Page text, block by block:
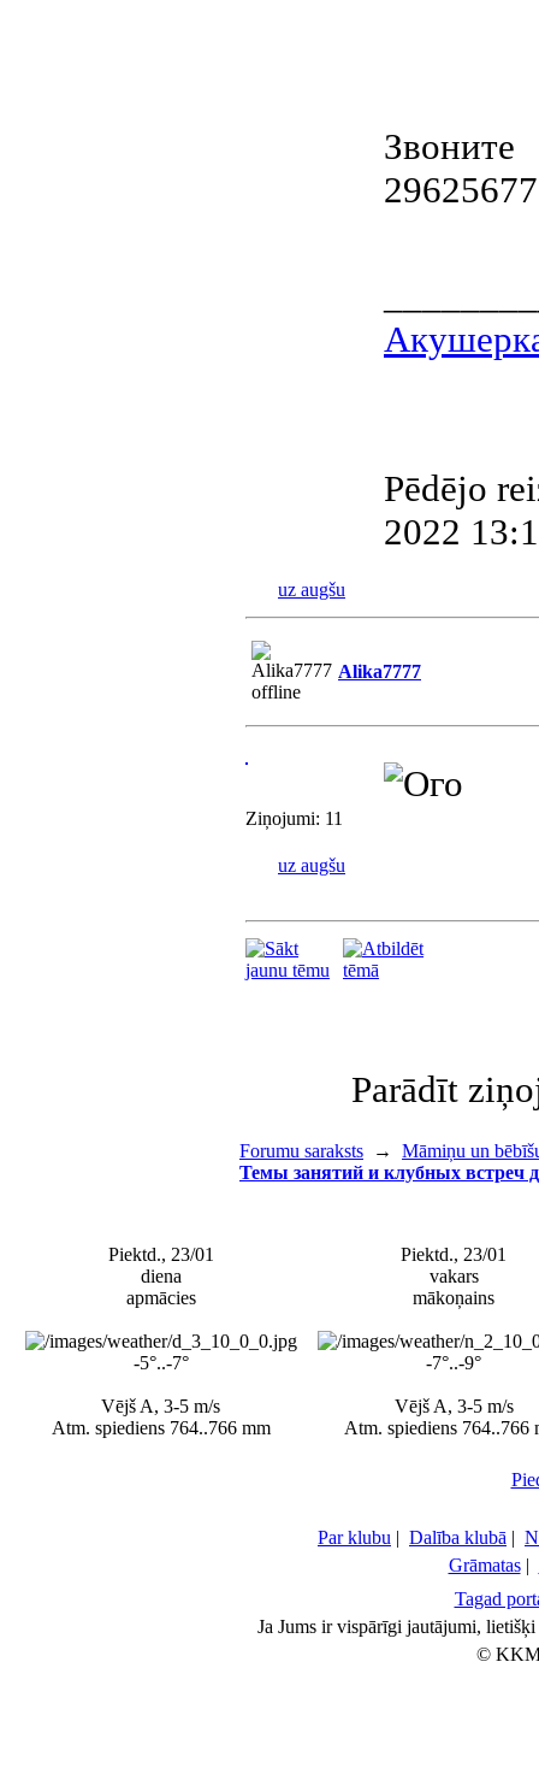
Звоните
Pēdējo
2022
uz augšu
Alika7777
Ziņojumi: 11
uz augšu
Parādīt
Forumu saraksts → Māmiņu un
Темы занятий и клубных
Piektd., 23/01
diena
apmācies
-5°..-7°
Vējš A, 3-5 m/s
Atm. spiediens 764..766 mm
Piektd., 23/01
vakars
mākoņains
-7°..-9°
Vējš A, 3-5 m/s
Atm. spiediens 764..766
Par klubu | Dalība klubā |
Grāmatas|
Tagad
Ja Jums ir vispārīgi jautājumi,
©